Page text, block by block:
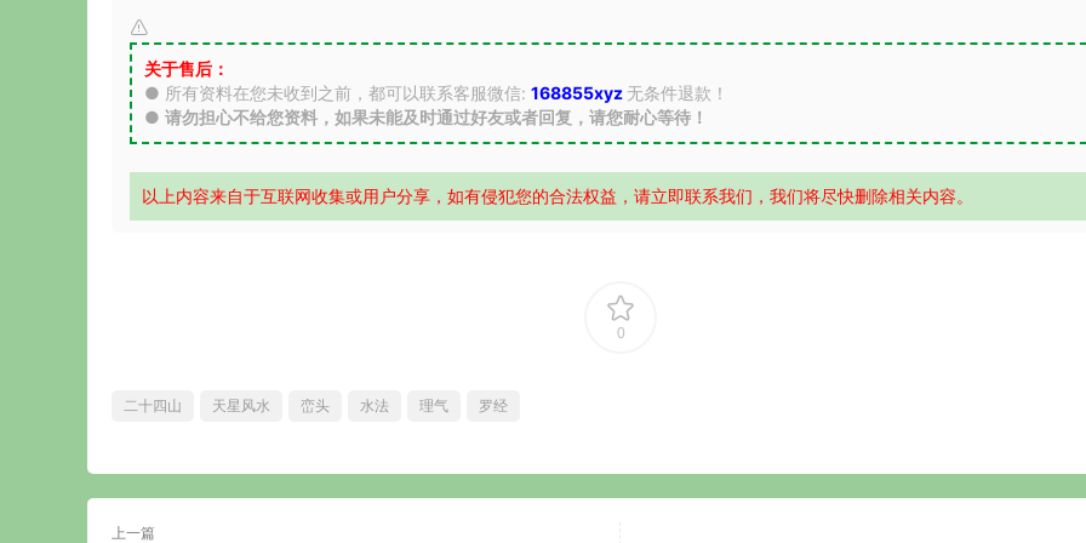
关于售后：
● 所有资料在您未收到之前，都可以联系客服微信: 168855xyz 无条件退款！
● 请勿担心不给您资料，如果未能及时通过好友或者回复，请您耐心等待！
以上内容来自于互联网收集或用户分享，如有侵犯您的合法权益，请立即联系我们，我们将尽快删除相关内容。
0
二十四山 天星风水 峦头 水法 理气 罗经
上一篇